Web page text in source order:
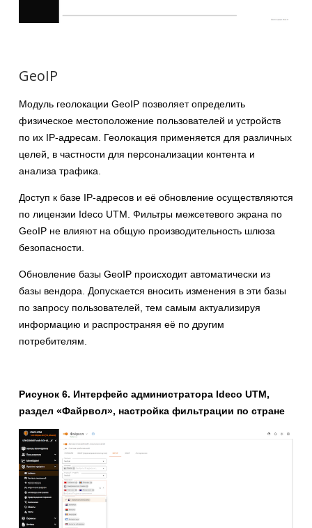
GeoIP
Модуль геолокации GeoIP позволяет определить
физическое местоположение пользователей и устройств
по их IP-адресам. Геолокация применяется для различных
целей, в частности для персонализации контента и
анализа трафика.
Доступ к базе IP-адресов и её обновление осуществляются
по лицензии Ideco UTM. Фильтры межсетевого экрана по
GeoIP не влияют на общую производительность шлюза
безопасности.
Обновление базы GeoIP происходит автоматически из
базы вендора. Допускается вносить изменения в эти базы
по запросу пользователей, тем самым актуализируя
информацию и распространяя её по другим
потребителям.
Рисунок 6. Интерфейс администратора Ideco UTM,
раздел «Файрвол», настройка фильтрации по стране